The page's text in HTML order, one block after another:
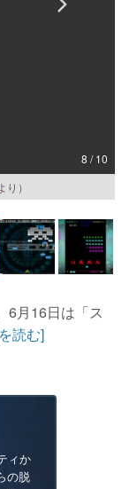
8 / 10
り）
6月16日は「ス
読む]
ィか
の脱